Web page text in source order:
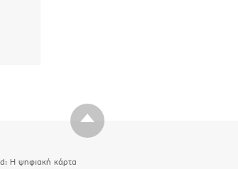
H ψηφιακή κάρτα